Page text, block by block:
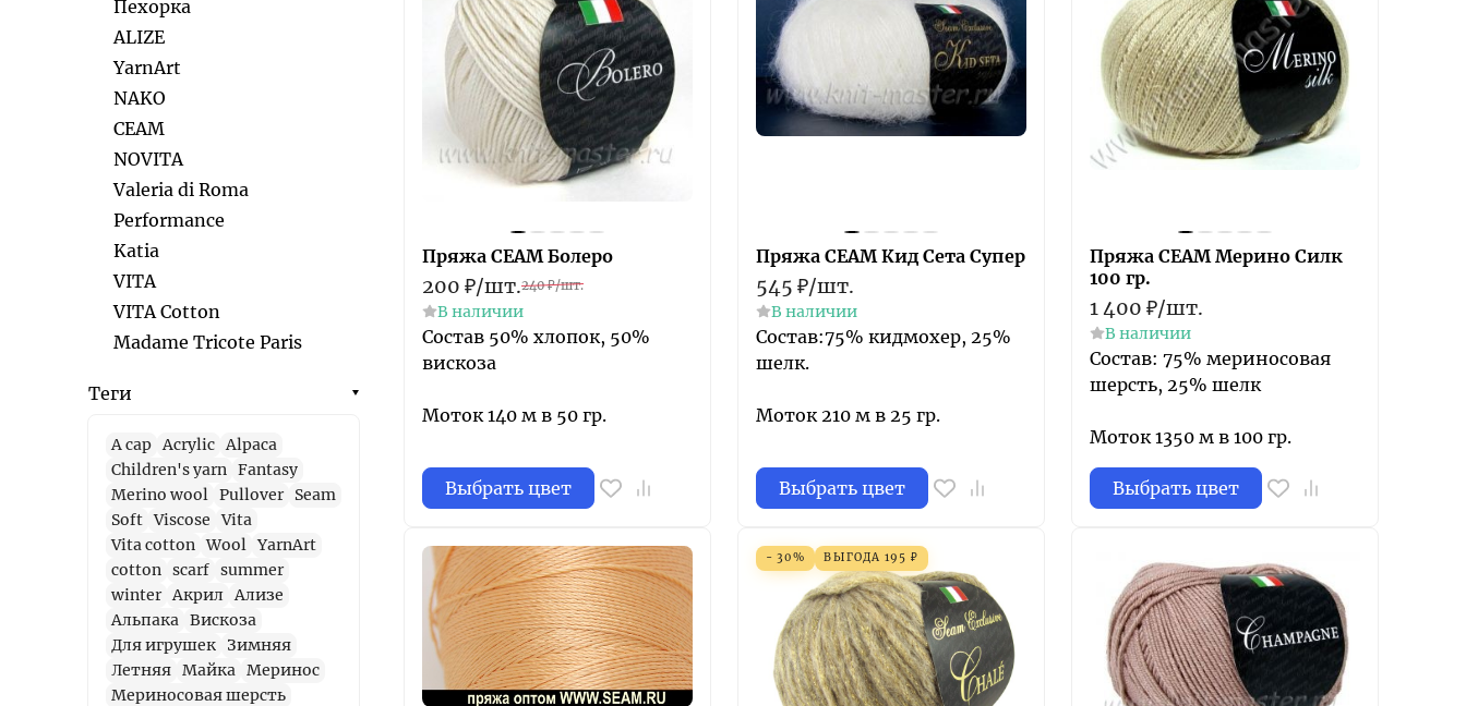
Пехорка
ALIZE
YarnArt
NAKO
СЕАМ
NOVITA
Valeria di Roma
Performance
Katia
VITA
VITA Cotton
Madame Tricote Paris
Теги
A cap Acrylic
Alpaca
Children's yarn
Fantasy
Merino wool
Pullover
Seam
Soft Viscose
Vita
Vita cotton
Wool
YarnArt
cotton
scarf summer
winter
Акрил
Ализе
Альпака
Вискоза
Для игрушек
Зимняя
Летняя Майка
Меринос
Мериносовая шерсть
Пряжа СЕАМ Болеро
200 ₽/шт.240 ₽/шт.
В наличии
Состав 50% хлопок, 50%
вискоза
Моток 140 м в 50 гр.
Выбрать цвет
Пряжа СЕАМ Кид Сета Супер
545 ₽/шт.
В наличии
Состав:75% кидмохер, 25%
шелк.
Моток 210 м в 25 гр.
Выбрать цвет
Пряжа СЕАМ Мерино Силк
100 гр.
1 400 ₽/шт.
В наличии
Состав: 75% мериносовая
шерсть, 25% шелк
Моток 1350 м в 100 гр.
Выбрать цвет
- 30% ВЫГОДА 195 ₽